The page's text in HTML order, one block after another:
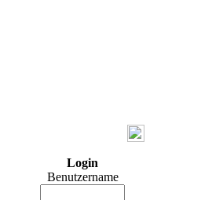
Login
Benutzername